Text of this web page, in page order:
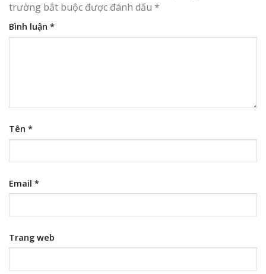
trường bắt buộc được đánh dấu *
Bình luận *
Tên *
Email *
Trang web